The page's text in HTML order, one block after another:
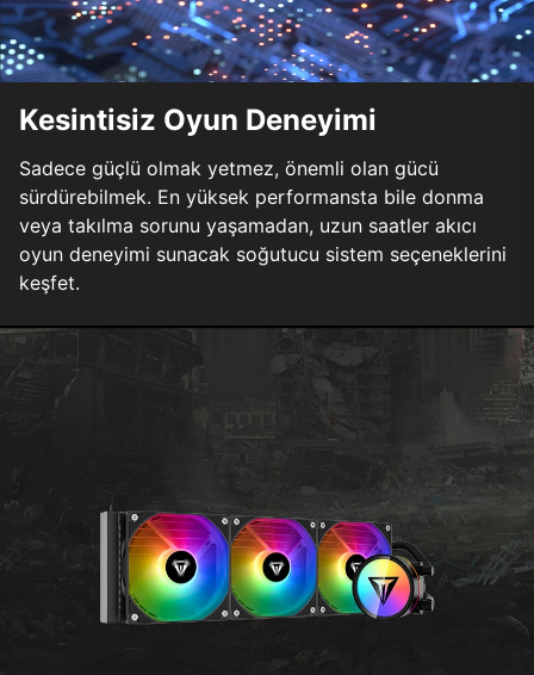
Kesintisiz Oyun Deneyimi
Sadece güçlü olmak yetmez, önemli olan gücü
sürdürebilmek. En yüksek performansta bile donma
veya takılma sorunu yaşamadan, uzun saatler akıcı
oyun deneyimi sunacak soğutucu sistem seçeneklerini
keşfet.